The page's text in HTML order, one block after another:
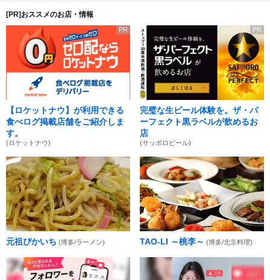
[PR]おススメのお店・情報
PR
【ロケットナウ】が利用できる
食べログ掲載店舗をご紹介しま
す。
(ロケットナウ)
PR
完璧な生ビール体験を。ザ・パ
ーフェクト黒ラベルが飲めるお
店
(サッポロビール)
元祖ぴかいち (博多/ラーメン) TAO-LI ～桃李～ (博多/北京料理)